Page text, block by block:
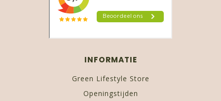
INFORMATIE
Green Lifestyle Store
Openingstijden